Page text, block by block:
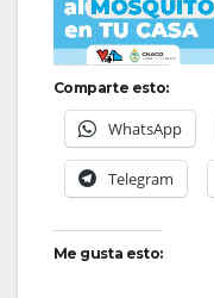
Comparte esto:
WhatsApp
Telegram
Me gusta esto: